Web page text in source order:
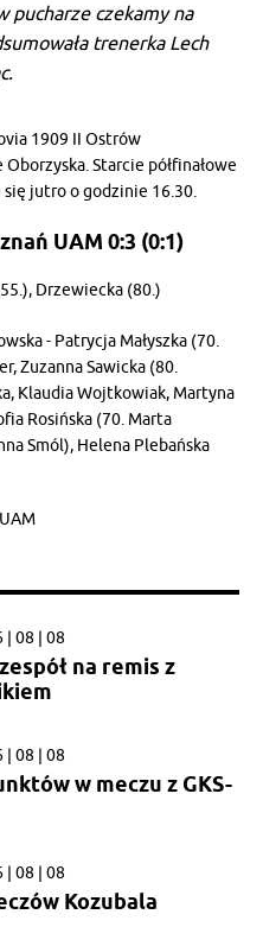
pucharze czekamy na
trenerka Lech
1909 II Ostrów
Starcie półfinałowe
jutro o godzinie 16.30.
UAM 0:3 (0:1)
Drzewiecka (80.)
- Patrycja Małyszka (70.
Zuzanna Sawicka (80.
Klaudia Wojtkowiak, Martyna
Rosińska (70. Marta
Smól), Helena Plebańska
| 08 | 08
na remis z
| 08 | 08
w meczu z GKS-
| 08 | 08
Kozubala